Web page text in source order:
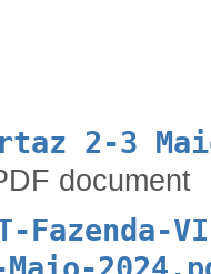
2-3
document